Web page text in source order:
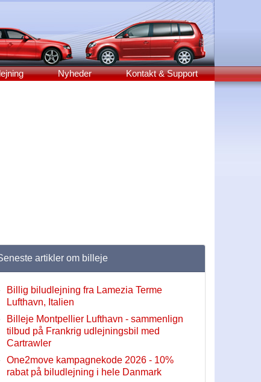
Nyheder Kontakt & Support
artikler om billeje
Billig biludlejning fra Lamezia Terme
Lufthavn, Italien
Billeje Montpellier Lufthavn - sammenlign
tilbud på Frankrig udlejningsbil med
Cartrawler
One2move kampagnekode 2026 - 10%
rabat på biludlejning i hele Danmark